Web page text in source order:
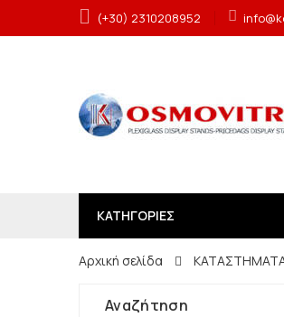
(+30) 2310208952
ΚΑΤΗΓΟΡΙΕΣ
Αρχική σελίδα
Αναζήτηση